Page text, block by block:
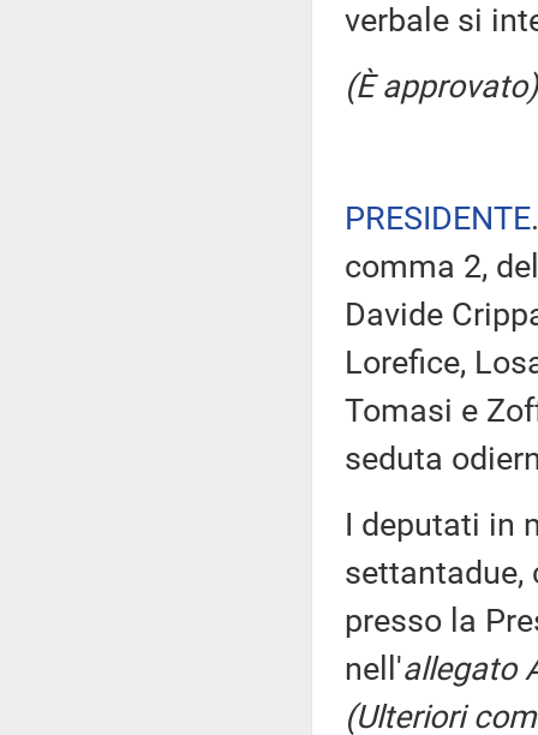
verbale si
(È approvato)
PRESIDENTE
comma 2,
Davide
Lorefice,
Tomasi e
seduta
I deputati in
settantadue,
presso la
nell'allegato
(Ulteriori